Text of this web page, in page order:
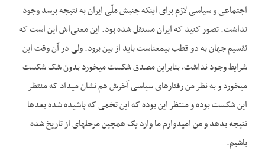
اجتماعی و سیاسی لازم برای اینکه جنبش ملّی ایران به نتیجه برسد وجود
نداشت. تصور کنید که ایران مستقل شده بود. این معنی‌اش این است که
تقسیم جهان به دو قطب بی­معناست باید از بین برود. ولی در آن وقت این
شرایط وجود نداشت، بنابراین مصدق شکست می­خورد بدون شک شکست
می­خورد و به نظر من رفتارهای سیاسی آخرش هم نشان می­داد که منتظر
این شکست بوده و منتظر این بوده که این تخمی که پاشیده شده بعدها
نتیجه بدهد و من امیدوارم ما وارد یک همچین مرحله­ای از تاریخ شده
باشیم.